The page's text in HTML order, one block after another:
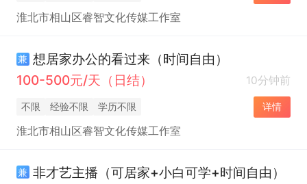
淮北市相山区睿智文化传媒工作室
兼 想居家办公的看过来（时间自由）
100-500元/天（日结）
10分钟前
不限 经验不限 学历不限 详情
淮北市相山区睿智文化传媒工作室
兼 非才艺主播（可居家+小白可学+时间自由）